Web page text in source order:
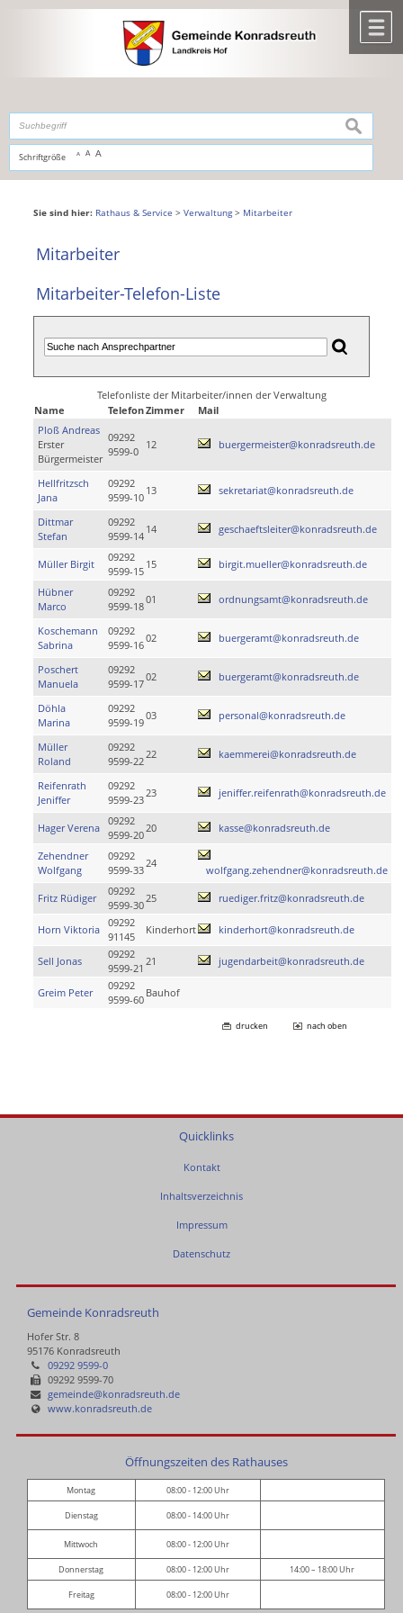
,zur Navigationoderzur Startseitespringen.
Schriftgröße A A A
suchen
Sie sind hier: Rathaus & Service > Verwaltung> Mitarbeiter
Mitarbeiter
Mitarbeiter-Telefon-Liste
Telefonliste der Mitarbeiter/innen der Verwaltung
Name
TelefonZimmer
Mail
Ploß Andreas
Erster
Bürgermeister
09292
9599-0
12 buergermeister@konradsreuth.de
Hellfritzsch
Jana
09292
9599-10
13 sekretariat@konradsreuth.de
Dittmar
Stefan
09292
9599-14
14 geschaeftsleiter@konradsreuth.de
Müller Birgit
09292
9599-15
15 birgit.mueller@konradsreuth.de
Hübner
Marco
09292
9599-18
01 ordnungsamt@konradsreuth.de
Koschemann
Sabrina
09292
9599-16
02 buergeramt@konradsreuth.de
Poschert
Manuela
09292
9599-17
02 buergeramt@konradsreuth.de
Döhla
Marina
09292
9599-19
03 personal@konradsreuth.de
Müller
Roland
09292
9599-22
22 kaemmerei@konradsreuth.de
Reifenrath
Jeniffer
09292
9599-23
23 jeniffer.reifenrath@konradsreuth.de
Hager Verena
09292
9599-20
20 kasse@konradsreuth.de
Zehendner
Wolfgang
09292
9599-33
24
wolfgang.zehendner@konradsreuth.de
Fritz Rüdiger
09292
9599-30
25 ruediger.fritz@konradsreuth.de
Horn Viktoria
09292
91145
Kinderhort kinderhort@konradsreuth.de
Sell Jonas
09292
9599-21
21 jugendarbeit@konradsreuth.de
Greim Peter
09292
9599-60
Bauhof
drucken nach oben
Quicklinks
Kontakt
Inhaltsverzeichnis
Impressum
Datenschutz
Gemeinde Konradsreuth
Hofer Str. 8
95176 Konradsreuth
09292 9599-0
09292 9599-70
gemeinde@konradsreuth.de
www.konradsreuth.de
Öffnungszeiten des Rathauses
Montag 08:00 - 12:00 Uhr
Dienstag 08:00 - 14:00 Uhr
Mittwoch 08:00 - 12:00 Uhr
Donnerstag 08:00 - 12:00 Uhr 14:00 – 18:00 Uhr
Freitag 08:00 - 12:00 Uhr